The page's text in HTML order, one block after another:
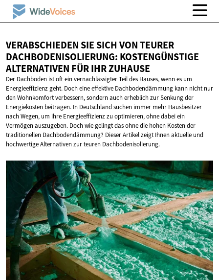
VERABSCHIEDEN SIE SICH VON TEURER
DACHBODENISOLIERUNG: KOSTENGÜNSTIGE
ALTERNATIVEN FÜRIHR ZUHAUSE
Der Dachboden ist oft ein vernachlässigter Teil des Hauses, wenn es um
Energieeffizienz geht. Doch eine effektive Dachbodendämmung kann nicht nur
den Wohnkomfort verbessern, sondern auch erheblich zur Senkung der
Energiekosten beitragen. In Deutschland suchen immer mehr Hausbesitzer
nach Wegen, um ihre Energieeffizienz zu optimieren, ohne dabei ein
Vermögen auszugeben. Doch wie gelingt das ohne die hohen Kosten der
traditionellen Dachbodendämmung? Dieser Artikel zeigt Ihnen aktuelle und
hochwertige Alternativen zur teuren Dachbodenisolierung.